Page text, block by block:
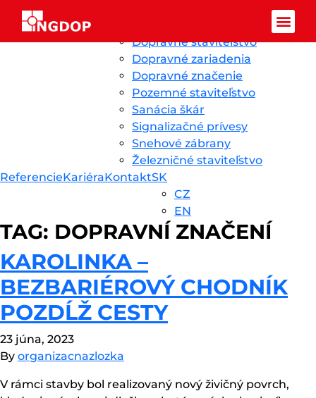
Prejsť na obsah
Ingdop SK
ÚvodNovinkyO nás
Dopravné staviteľstvo
Dopravné zariadenia
Dopravné značenie
Pozemné staviteľstvo
Sanácia škár
Signalizačné prívesy
Snehové zábrany
Železničné staviteľstvo
ReferencieKariéraKontaktSK
CZ
EN
TAG: DOPRAVNÍ ZNAČENÍ
KAROLINKA –
BEZBARIÉROVÝ CHODNÍK
POZDĹŽ CESTY
23 júna, 2023
By organizacnazlozka
V rámci stavby bol realizovaný nový živičný povrch,